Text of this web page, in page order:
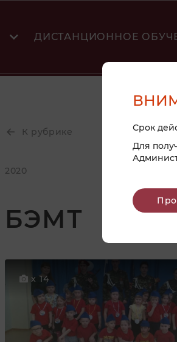
ДИСТАНЦИОННОЕ
К рубрике
2020
БЭМТ
x 14
Срок
Для